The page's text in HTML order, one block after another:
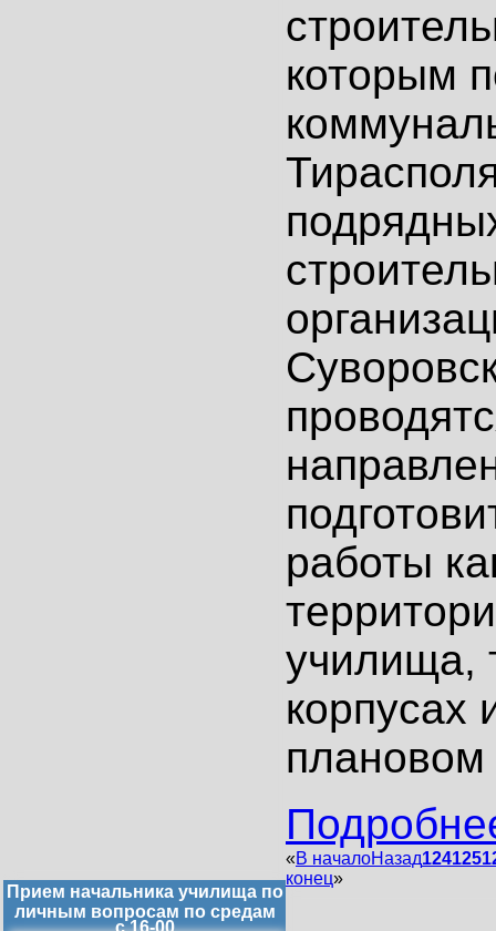
которым
работы
училища,
корпусах
«В началоНазад124125
конец»
Прием начальника училища по
личным вопросам по средам
с 16-00